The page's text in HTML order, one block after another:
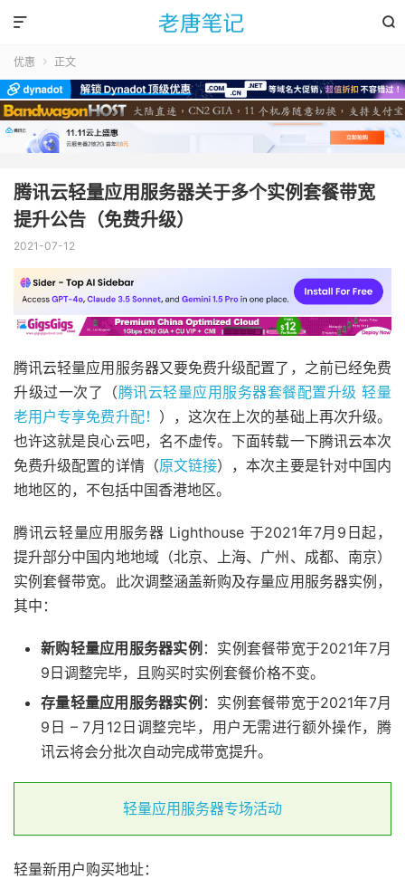


优惠  正文
腾讯云轻量应用服务器关于多个实例套餐带宽
提升公告（免费升级）
2021-07-12
腾讯云轻量应用服务器又要免费升级配置了，之前已经免费
升级过一次了（腾讯云轻量应用服务器套餐配置升级 轻量
老用户专享免费升配！ ），这次在上次的基础上再次升级。
也许这就是良心云吧，名不虚传。下面转载一下腾讯云本次
免费升级配置的详情（原文链接），本次主要是针对中国内
地地区的，不包括中国香港地区。
腾讯云轻量应用服务器 Lighthouse 于2021年7月9日起，
提升部分中国内地地域（北京、上海、广州、成都、南京）
实例套餐带宽。此次调整涵盖新购及存量应用服务器实例，
其中：
新购轻量应用服务器实例 ：实例套餐带宽于2021年7月
9日调整完毕，且购买时实例套餐价格不变。
存量轻量应用服务器实例 ：实例套餐带宽于2021年7月
9日 – 7月12日调整完毕，用户无需进行额外操作，腾
讯云将会分批次自动完成带宽提升。
轻量应用服务器专场活动
轻量新用户购买地址：